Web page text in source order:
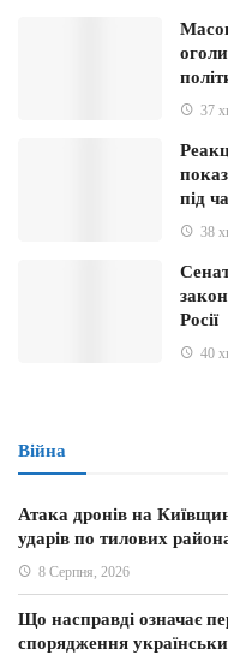
37
під
38
Росії
40
Війна
Атака дронів на
ударів по тилових
8 Серпня, 2026
Що насправді означає
спорядження